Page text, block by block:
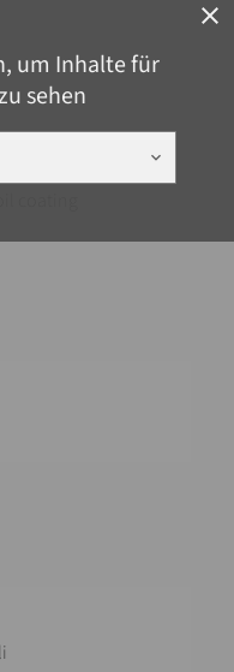
close
um Inhalte für
sehen
keyboard_arrow_down